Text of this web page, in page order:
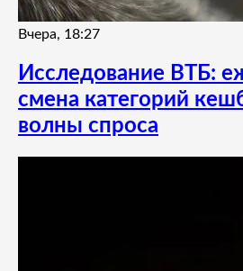
Вчера, 18:27
Исследование ВТБ:
смена категорий
волны спроса